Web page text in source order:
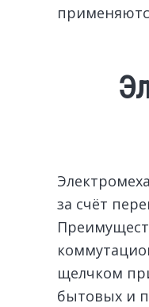
за счёт
щелчком
бытовых и